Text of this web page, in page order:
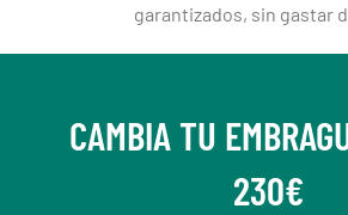
garantizados, sin gastar
CAMBIA TU
230€